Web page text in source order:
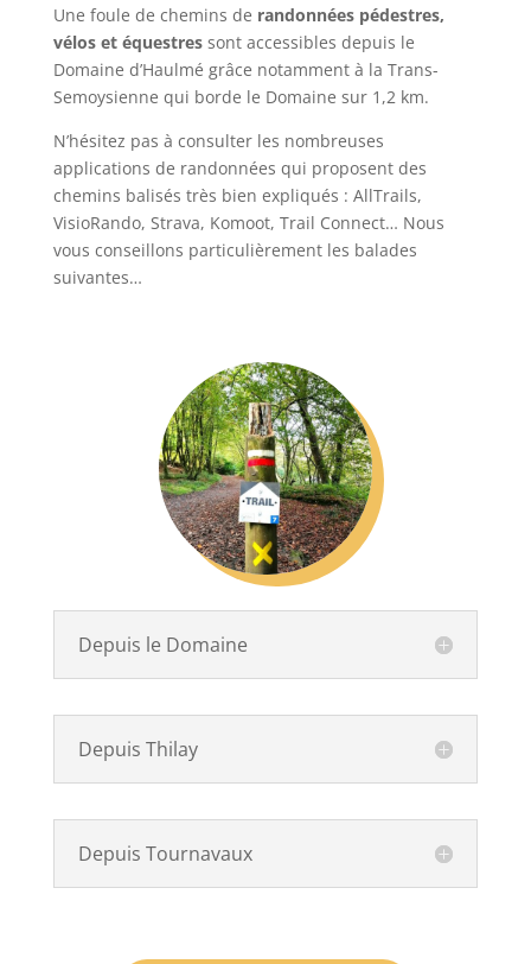
Une foule de chemins de randonnées pédestres,
vélos et équestressont accessibles depuis le
Domaine d’Haulmé grâce notamment à la Trans-
Semoysienne qui borde le Domaine sur 1,2 km.
N’hésitez pas à consulter les nombreuses
applications de randonnées qui proposent des
chemins balisés très bien expliqués : AllTrails,
VisioRando, Strava, Komoot, Trail Connect… Nous
vous conseillons particulièrement les balades
suivantes…
Depuis le Domaine
Depuis Thilay
Depuis Tournavaux